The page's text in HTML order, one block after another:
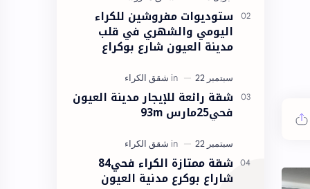
ستوديوات مفروشين للكراء
اليومي والشهري في قلب
مدينة العيون شارع بوكراع
شقة رائعة للإيجار مدينة العيون
فحي25مارس 93m
شقة ممتازة الكراء فحي84
شاراع بوكرع مدنية العيون